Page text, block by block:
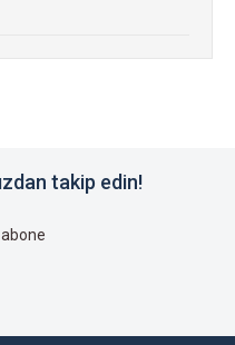
takip edin!